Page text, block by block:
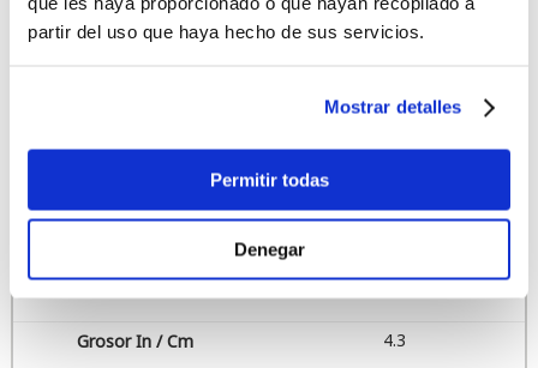
partir del uso que haya hecho de sus servicios.
Mostrar detalles
Permitir todas
Denegar
No
78
5'11" / 180.3
20.75" / 52.7
4.3